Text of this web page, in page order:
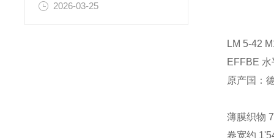
2026-03-25
LM 5-42
EFFBE
原产国：
薄膜织物
卷宽约